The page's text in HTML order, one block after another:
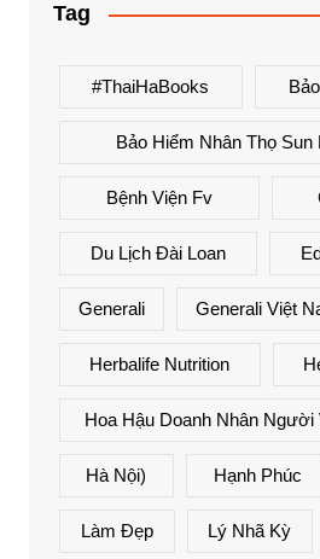
Tag
#ThaiHaBooks
Bảo Hiểm Nhân Thọ Sun
Bệnh Viện Fv
Du Lịch Đài Loan
Generali Generali Việt
Herbalife Nutrition
Hoa Hậu Doanh Nhân Người
Hà Nội) Hạnh Phúc
Làm Đẹp Lý Nhã Kỳ